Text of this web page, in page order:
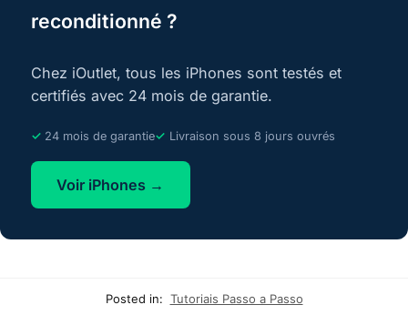
reconditionné ?
Chez iOutlet, tous les iPhones sont testés et
certifiés avec 24 mois de garantie.
24 mois de garantie Livraison sous 8 jours ouvrés
Voir iPhones →
Posted in: Tutoriais Passo a Passo